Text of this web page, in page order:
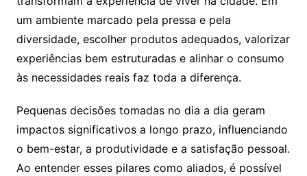
um ambiente marcado pela pressa e pela
diversidade, escolher produtos adequados, valorizar
experiências bem estruturadas e alinhar o consumo
às necessidades reais faz toda a diferença.
Pequenas decisões tomadas no dia a dia geram
impactos significativos a longo prazo, influenciando
o bem-estar, a produtividade e a satisfação pessoal.
Ao entender esses pilares como aliados, é possível